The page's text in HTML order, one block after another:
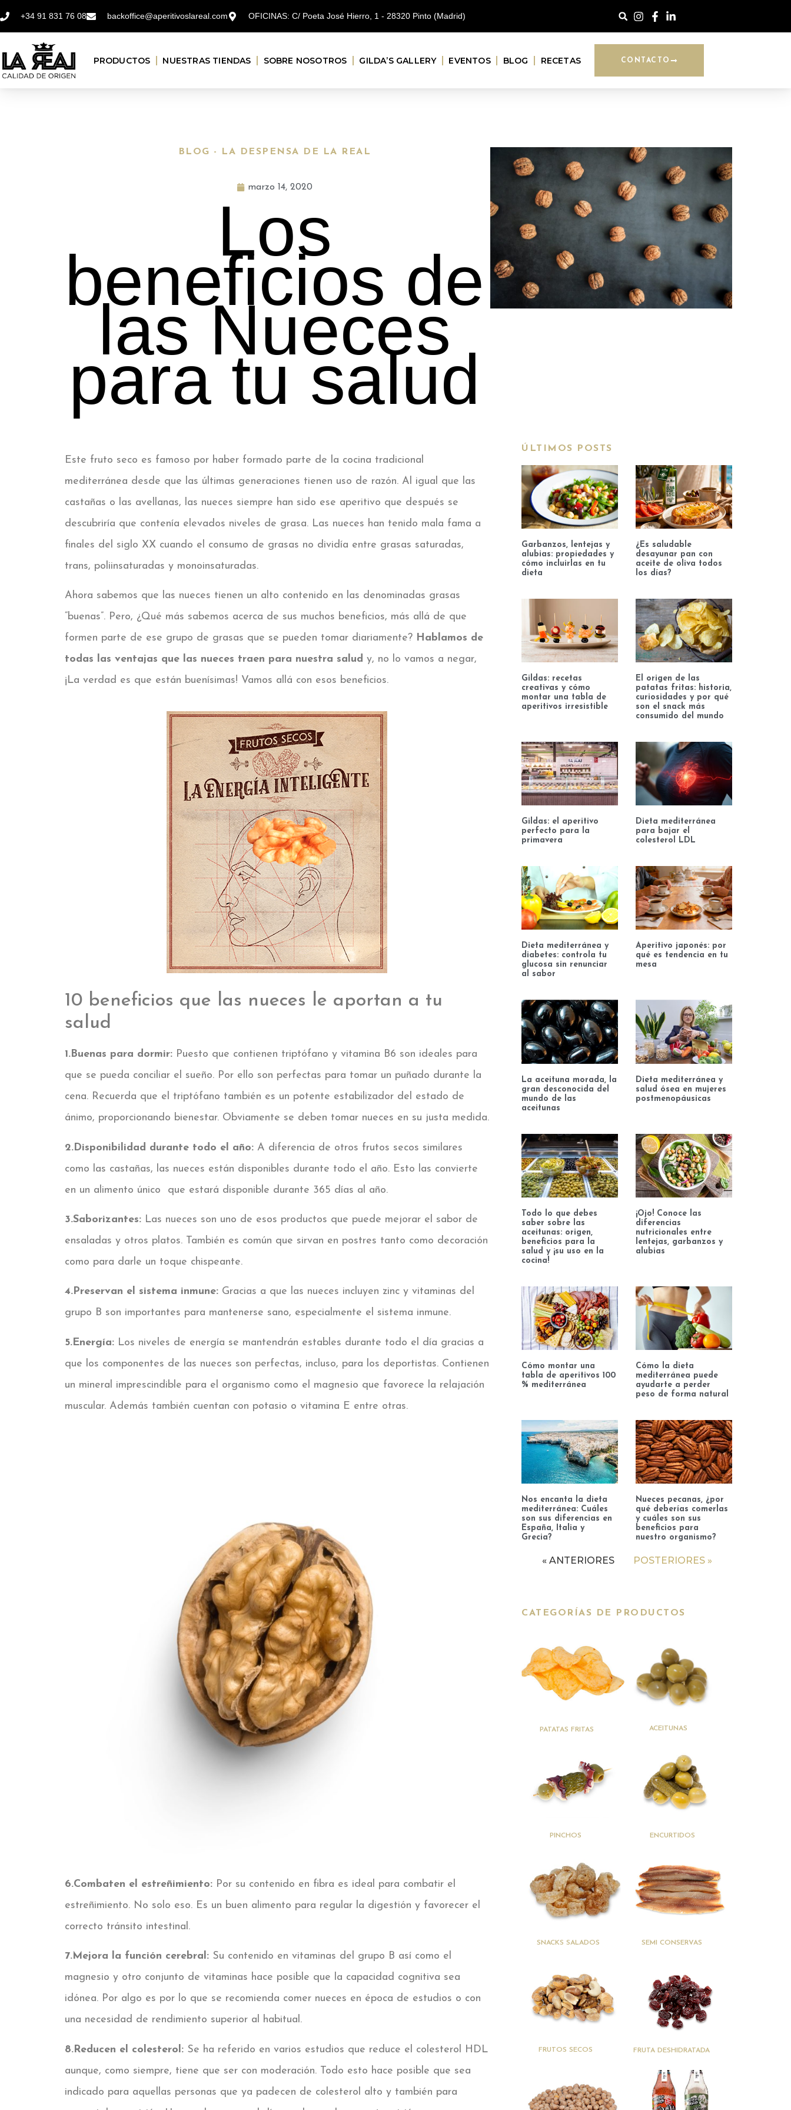
+34 91 831 76 08 backoffice@aperitivoslareal.com OFICINAS: C/ Poeta José Hierro, 1 - 28320 Pinto (Madrid)
PRODUCTOS NUESTRAS TIENDAS SOBRE NOSOTROS GILDA’S GALLERY EVENTOS BLOG RECETAS CONTACTO
BLOG - LA DESPENSA DE LA REAL
marzo 14, 2020
Los
beneficios de
las Nueces
para tu salud
Este fruto seco es famoso por haber formado parte de la cocina tradicional
mediterránea desde que las últimas generaciones tienen uso de razón. Al igual que las
castañas o las avellanas, las nueces siempre han sido ese aperitivo que después se
descubriría que contenía elevados niveles de grasa. Las nueces han tenido mala fama a
finales del siglo XX cuando el consumo de grasas no dividía entre grasas saturadas,
trans, poliinsaturadas y monoinsaturadas.
Ahora sabemos que las nueces tienen un alto contenido en las denominadas grasas
“buenas”. Pero, ¿Qué más sabemos acerca de sus muchos beneficios, más allá de que
formen parte de ese grupo de grasas que se pueden tomar diariamente? Hablamos de
todas las ventajas que las nueces traen para nuestra salud y, no lo vamos a negar,
¡La verdad es que están buenísimas! Vamos allá con esos beneficios.
10 beneficios que las nueces le aportan a tu
salud
1.Buenas para dormir: Puesto que contienen triptófano y vitamina B6 son ideales para
que se pueda conciliar el sueño. Por ello son perfectas para tomar un puñado durante la
cena. Recuerda que el triptófano también es un potente estabilizador del estado de
ánimo, proporcionando bienestar. Obviamente se deben tomar nueces en su justa medida.
2.Disponibilidad durante todo el año: A diferencia de otros frutos secos similares
como las castañas, las nueces están disponibles durante todo el año. Esto las convierte
en un alimento único que estará disponible durante 365 días al año.
3.Saborizantes: Las nueces son uno de esos productos que puede mejorar el sabor de
ensaladas y otros platos. También es común que sirvan en postres tanto como decoración
como para darle un toque chispeante.
4.Preservan el sistema inmune: Gracias a que las nueces incluyen zinc y vitaminas del
grupo B son importantes para mantenerse sano, especialmente el sistema inmune.
5.Energía: Los niveles de energía se mantendrán estables durante todo el día gracias a
que los componentes de las nueces son perfectas, incluso, para los deportistas. Contienen
un mineral imprescindible para el organismo como el magnesio que favorece la relajación
muscular. Además también cuentan con potasio o vitamina E entre otras.
6.Combaten el estreñimiento: Por su contenido en fibra es ideal para combatir el
estreñimiento. No solo eso. Es un buen alimento para regular la digestión y favorecer el
correcto tránsito intestinal.
7.Mejora la función cerebral: Su contenido en vitaminas del grupo B así como el
magnesio y otro conjunto de vitaminas hace posible que la capacidad cognitiva sea
idónea. Por algo es por lo que se recomienda comer nueces en época de estudios o con
una necesidad de rendimiento superior al habitual.
8.Reducen el colesterol: Se ha referido en varios estudios que reduce el colesterol HDL
aunque, como siempre, tiene que ser con moderación. Todo esto hace posible que sea
indicado para aquellas personas que ya padecen de colesterol alto y también para
ÚLTIMOS POSTS
Garbanzos, lentejas y
alubias: propiedades y
cómo incluirlas en tu
dieta
¿Es saludable
desayunar pan con
aceite de oliva todos
los días?
Gildas: recetas
creativas y cómo
montar una tabla de
aperitivos irresistible
El origen de las
patatas fritas: historia,
curiosidades y por qué
son el snack más
consumido del mundo
Gildas: el aperitivo
perfecto para la
primavera
Dieta mediterránea
para bajar el
colesterol LDL
Dieta mediterránea y
diabetes: controla tu
glucosa sin renunciar
al sabor
Aperitivo japonés: por
qué es tendencia en tu
mesa
La aceituna morada, la
gran desconocida del
mundo de las
aceitunas
Dieta mediterránea y
salud ósea en mujeres
postmenopáusicas
Todo lo que debes
saber sobre las
aceitunas: origen,
beneficios para la
salud y ¡su uso en la
cocina!
¡Ojo! Conoce las
diferencias
nutricionales entre
lentejas, garbanzos y
alubias
Cómo montar una
tabla de aperitivos 100
% mediterránea
Cómo la dieta
mediterránea puede
ayudarte a perder
peso de forma natural
Nos encanta la dieta
mediterránea: Cuáles
son sus diferencias en
España, Italia y
Grecia?
Nueces pecanas, ¿por
qué deberías comerlas
y cuáles son sus
beneficios para
nuestro organismo?
« ANTERIORES POSTERIORES »
CATEGORÍAS DE PRODUCTOS
PATATAS FRITAS ACEITUNAS
PINCHOS ENCURTIDOS
SNACKS SALADOS SEMI CONSERVAS
FRUTOS SECOS FRUTA DESHIDRATADA